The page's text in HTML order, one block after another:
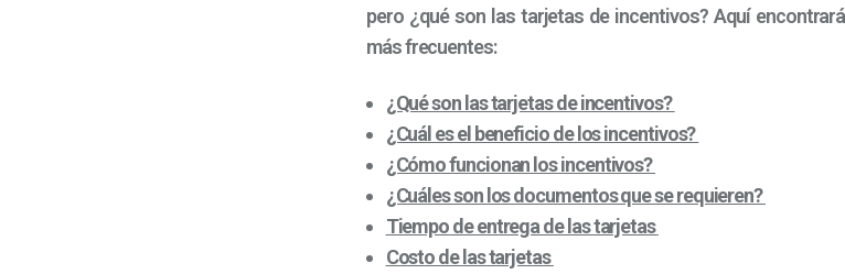
pero ¿qué son las tarjetas de incentivos? Aquí
más frecuentes:
¿Qué son las tarjetas de incentivos?
¿Cuál es el beneficio de los incentivos?
¿Cómo funcionan los incentivos?
¿Cuáles son los documentos que se requieren?
Tiempo de entrega de las tarjetas
Costo de las tarjetas